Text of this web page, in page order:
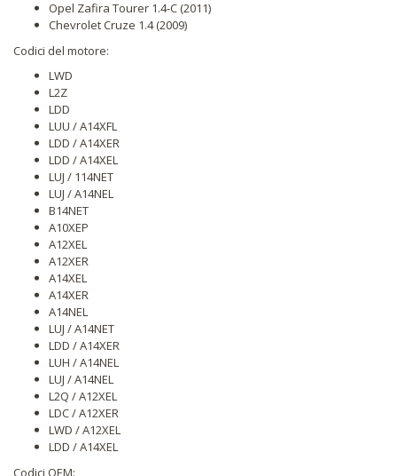
Opel Zafira Tourer 1.4-C (2011)
Chevrolet Cruze 1.4 (2009)
Codici del motore:
LWD
L2Z
LDD
LUU / A14XFL
LDD / A14XER
LDD / A14XEL
LUJ / 114NET
LUJ / A14NEL
B14NET
A10XEP
A12XEL
A12XER
A14XEL
A14XER
A14NEL
LUJ / A14NET
LDD / A14XER
LUH / A14NEL
LUJ / A14NEL
L2Q / A12XEL
LDC / A12XER
LWD / A12XEL
LDD / A14XEL
Codici OEM: